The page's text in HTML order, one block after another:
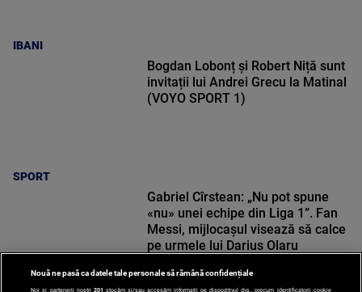
IBANI
SPORT
Bogdan Lobonț și Robert Niță sunt
invitații lui Andrei Grecu la Matinal
(VOYO SPORT 1)
Gabriel Cîrstean: „Nu pot spune
«nu» unei echipe din Liga 1”. Fan
Messi, mijlocașul visează să calce
pe urmele lui Darius Olaru
Nouă ne pasă ca datele tale personale să rămână confidențiale
Noi și partenerii noștri 201 stocăm și/sau accesăm informații pe dispozitivul dvs., precum identificatorii cookie